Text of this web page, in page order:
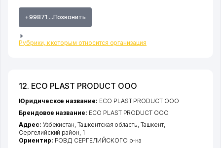
+99871 ...Позвонить
Рубрики, к которым относится организация
12. ECO PLAST PRODUCT ООО
Юридическое название: ECO PLAST PRODUCT ООО
Брендовое название: ECO PLAST PRODUCT ООО
Адрес: Узбекистан,Ташкентская область,Ташкент,
Сергелийский район, 1
Ориентир: РОВД СЕРГЕЛИЙСКОГО р-на